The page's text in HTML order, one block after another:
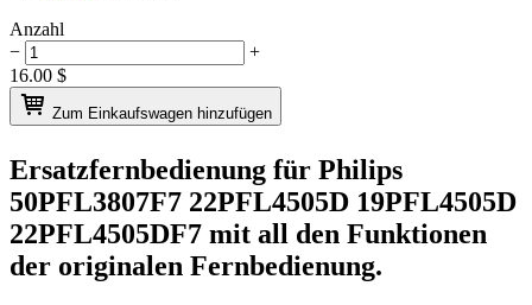
Anzahl
−
+
16.00 $
Zum Einkaufswagen hinzufügen
Ersatzfernbedienung für Philips
50PFL3807F7 22PFL4505D 19PFL4505D
22PFL4505DF7 mit all den Funktionen
der originalen Fernbedienung.